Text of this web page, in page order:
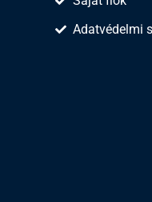
Adatvédelmi